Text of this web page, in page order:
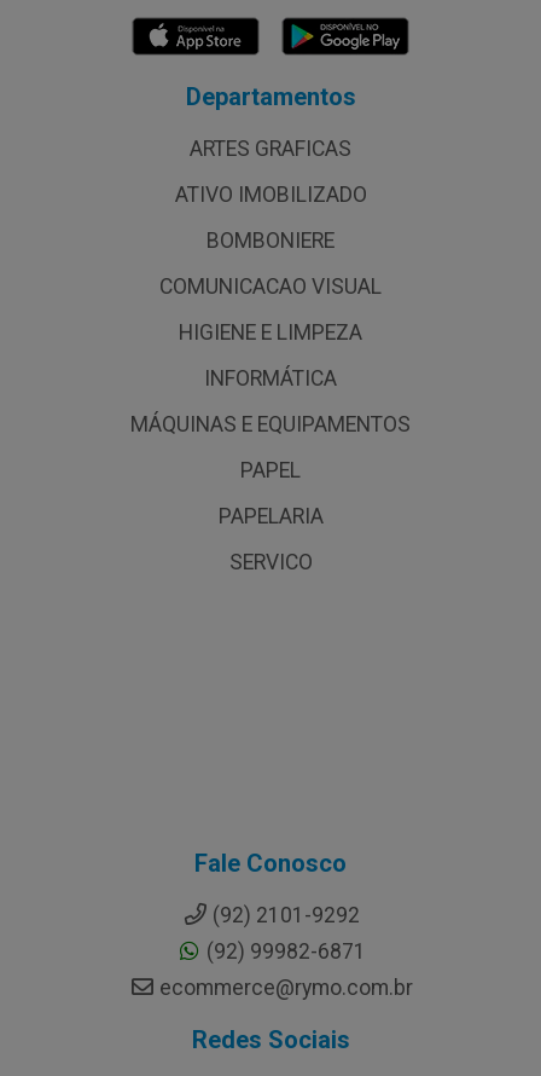
Departamentos
ARTES GRAFICAS
ATIVO IMOBILIZADO
BOMBONIERE
COMUNICACAO VISUAL
HIGIENE E LIMPEZA
INFORMÁTICA
MÁQUINAS E EQUIPAMENTOS
PAPEL
PAPELARIA
SERVICO
Fale Conosco
(92) 2101-9292
(92) 99982-6871
ecommerce@rymo.com.br
Redes Sociais